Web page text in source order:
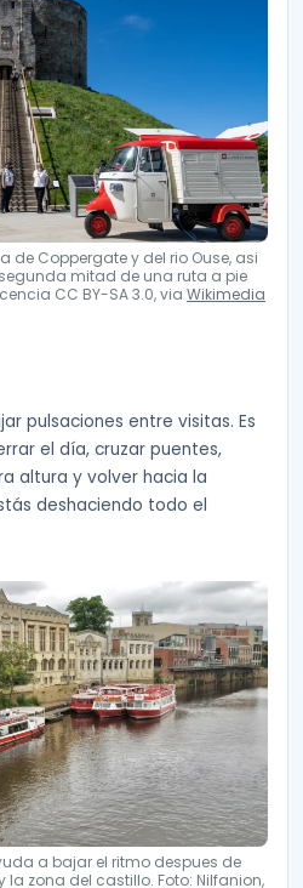
de Coppergate y del rio Ouse, asi
mitad de una ruta a pie
CC BY-SA 3.0, via Wikimedia
pulsaciones entre visitas. Es
el día, cruzar puentes,
altura y volver hacia la
deshaciendo todo el
a bajar el ritmo despues de
la zona del castillo. Foto: Nilfanion,